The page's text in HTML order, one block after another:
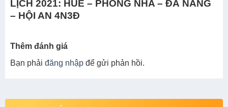
LỊCH 2021: HUẾ – PHONG NHA – ĐÀ NẴNG
– HỘI AN 4N3Đ
Thêm đánh giá
Bạn phải đăng nhập để gửi phản hồi.